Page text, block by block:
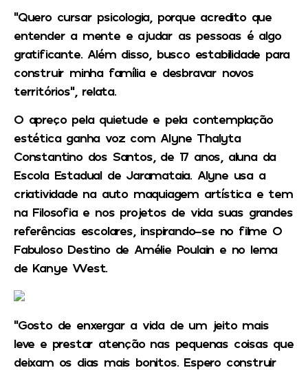
“Quero cursar psicologia, porque acredito que
entender a mente e ajudar as pessoas é algo
gratificante. Além disso, busco estabilidade para
construir minha família e desbravar novos
territórios”, relata.
O apreço pela quietude e pela contemplação
estética ganha voz com Alyne Thalyta
Constantino dos Santos, de 17 anos, aluna da
Escola Estadual de Jaramataia. Alyne usa a
criatividade na auto maquiagem artística e tem
na Filosofia e nos projetos de vida suas grandes
referências escolares, inspirando-se no filme O
Fabuloso Destino de Amélie Poulain e no lema
de Kanye West.
“Gosto de enxergar a vida de um jeito mais
leve e prestar atenção nas pequenas coisas que
deixam os dias mais bonitos. Espero construir